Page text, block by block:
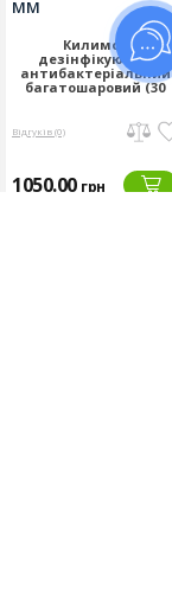
Килимок
дезінфікуючий
антибактеріальний
багатошаровий (30
слоїв) 600х900х2 мм
Відгуків (0)
1050.00 грн